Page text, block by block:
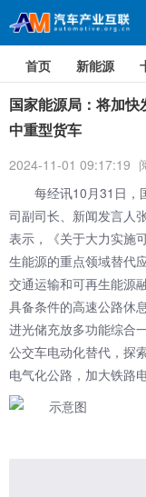
首页 新能源
国家能源局：将加
中重型货车
2024-11-01 09:17:19
每经讯10月31日，
司副司长、新闻发言人
表示，《关于大力实施
生能源的重点领域替代
交通运输和可再生能源
具备条件的高速公路休
进光储充放多功能综合
公交车电动化替代，探
电气化公路，加大铁路